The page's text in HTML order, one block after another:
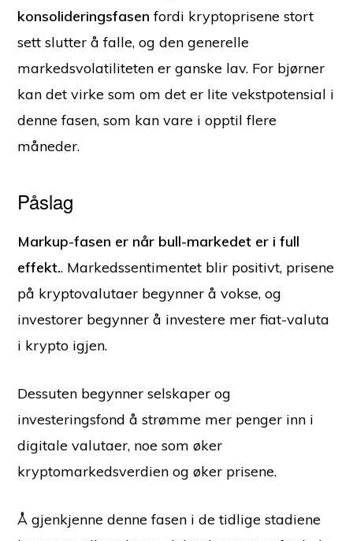
konsolideringsfasen fordi kryptoprisene stort
sett slutter å falle, og den generelle
markedsvolatiliteten er ganske lav. For bjørner
kan det virke som om det er lite vekstpotensial i
denne fasen, som kan vare i opptil flere
måneder.
Påslag
Markup-fasen er når bull-markedet er i full
effekt.. Markedssentimentet blir positivt, prisene
på kryptovalutaer begynner å vokse, og
investorer begynner å investere mer fiat-valuta
i krypto igjen.
Dessuten begynner selskaper og
investeringsfond å strømme mer penger inn i
digitale valutaer, noe som øker
kryptomarkedsverdien og øker prisene.
Å gjenkjenne denne fasen i de tidlige stadiene